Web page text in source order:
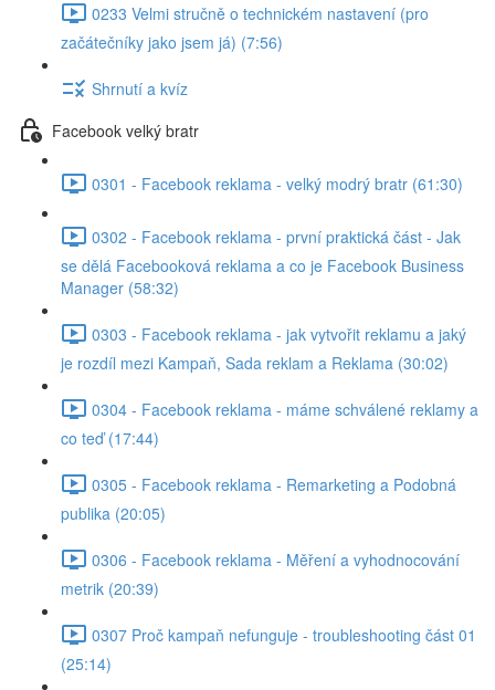
0233 Velmi stručně o technickém nastavení (pro
začátečníky jako jsem já) (7:56)
Shrnutí a kvíz
Facebook velký bratr
0301 - Facebook reklama - velký modrý bratr (61:30)
0302 - Facebook reklama - první praktická část - Jak
se dělá Facebooková reklama a co je Facebook Business
Manager (58:32)
0303 - Facebook reklama - jak vytvořit reklamu a jaký
je rozdíl mezi Kampaň, Sada reklam a Reklama (30:02)
0304 - Facebook reklama - máme schválené reklamy a
co teď (17:44)
0305 - Facebook reklama - Remarketing a Podobná
publika (20:05)
0306 - Facebook reklama - Měření a vyhodnocování
metrik (20:39)
0307 Proč kampaň nefunguje - troubleshooting část 01
(25:14)